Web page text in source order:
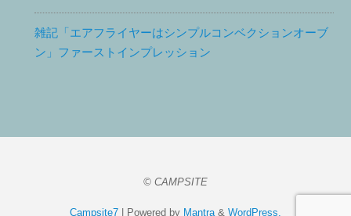
雑記「エアフライヤーはシンプルコンベクションオーブ
ン」ファーストインプレッション
© CAMPSITE
Campsite7 | Powered by Mantra& WordPress.